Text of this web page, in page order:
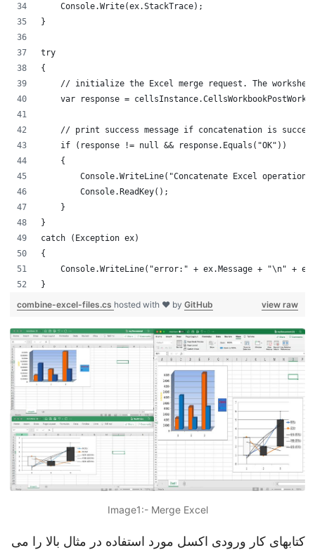
    Console.Write(ex.StackTrace);
try
// initialize the Excel merge request. The
var response =
// print success message if concatenation is
    if (response != null && response.Equals("OK"))
    {
Console.WriteLine("Concatenate Excel
        Console.ReadKey();
    }
catch (Exception ex)
Console.WriteLine("error:" + ex.Message + "\n" +
view raw
combine-excel-files.cshosted with ❤ byGitHub
Image1:- Merge Excel
کتابهای کار ورودی اکسل مورد استفاده در مثال بالا را می